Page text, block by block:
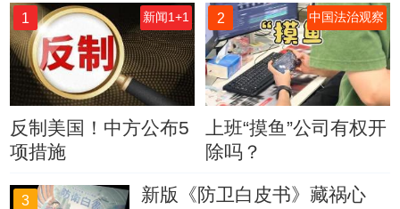
1 新闻1+1
反制美国！中方公布5
项措施
2 中国法治观察
上班“摸鱼”公司有权开
除吗？
3 新版《防卫白皮书》藏祸心